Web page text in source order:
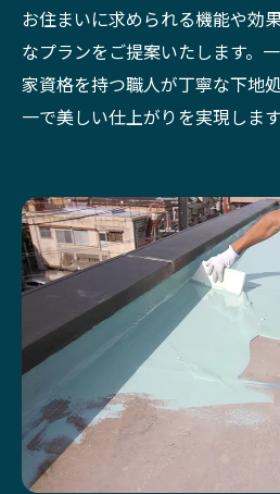
お住まいに求められる機能や効
なプランをご提案いたします。
家資格を持つ職人が丁寧な下地
一で美しい仕上がりを実現します